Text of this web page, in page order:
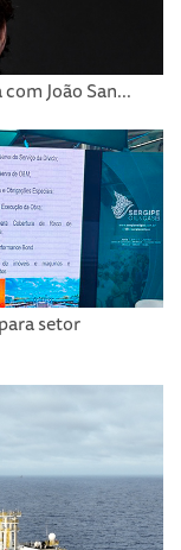
João San...
setor